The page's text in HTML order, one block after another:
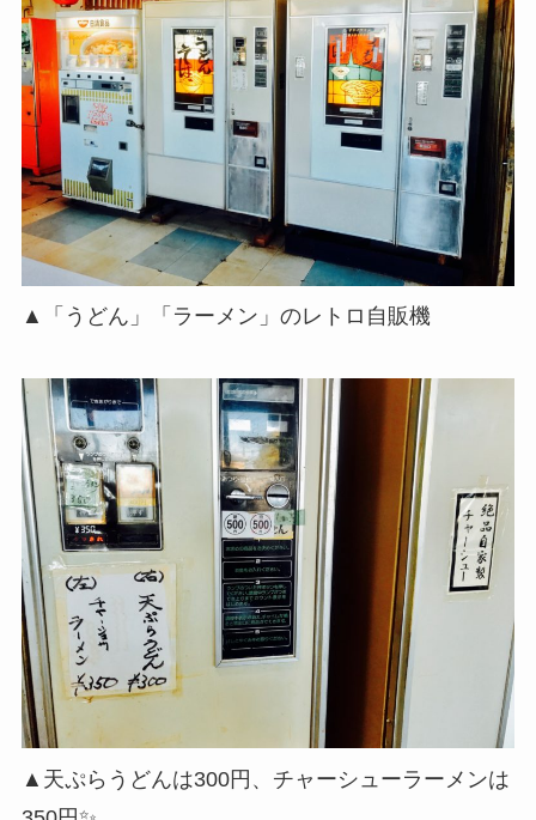
▲「うどん」「ラーメン」のレトロ自販機
▲天ぷらうどんは300円、チャーシューラーメンは